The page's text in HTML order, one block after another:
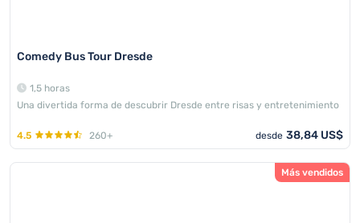
Comedy Bus Tour Dresde
1,5 horas
Una divertida forma de descubrir Dresde entre risas y entretenimiento
4.5 260+ desde 38,84 US$
Más vendidos